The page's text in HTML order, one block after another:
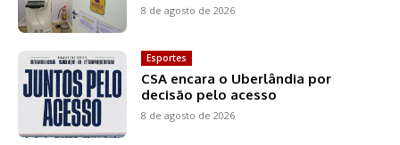
8 de agosto de 2026
Esportes
CSA encara o Uberlândia por
decisão pelo acesso
8 de agosto de 2026